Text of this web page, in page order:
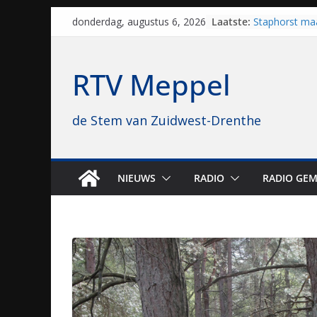
donderdag, augustus 6, 2026 Laatste: Staphorst
regio is goed
opvolgers
geruisloos
RTV Meppel
de Stem van Zuidwest-Drenthe
NIEUWS RADIO RADIO